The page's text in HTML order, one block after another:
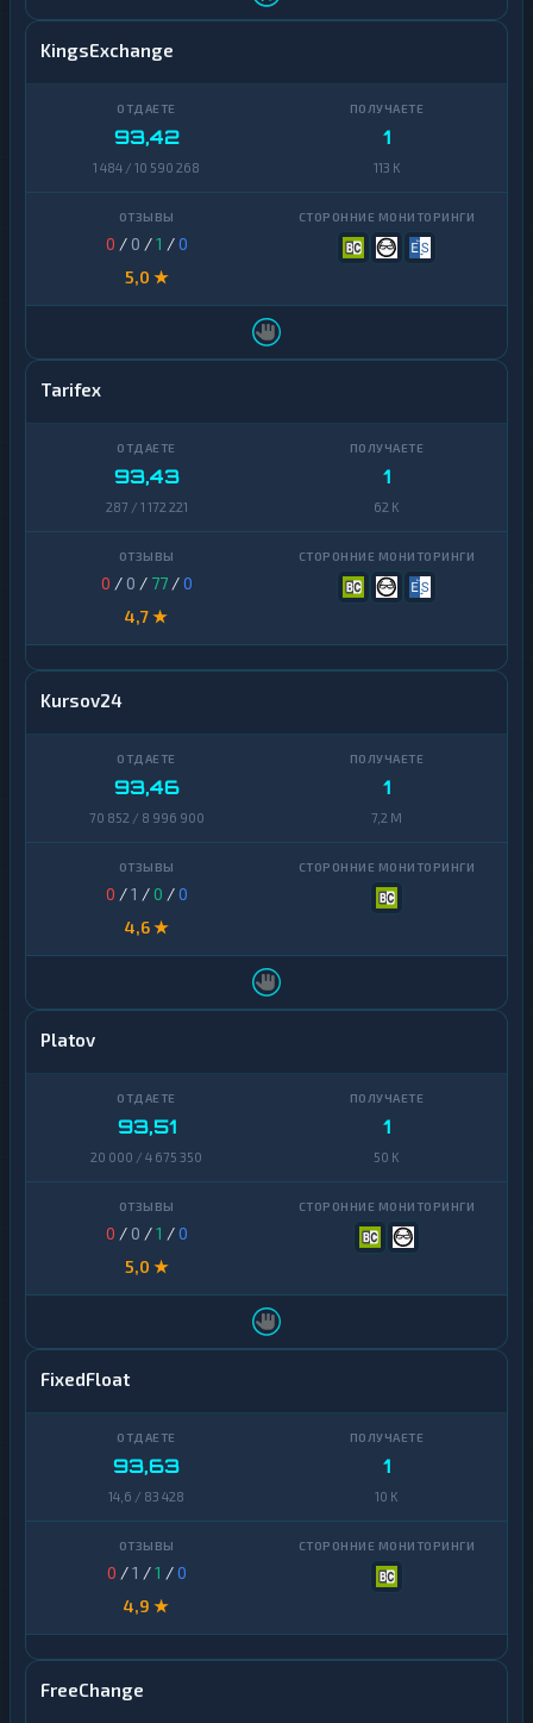
KingsExchange
93,42
1 484 / 10 590 268
1
113 K
0 / 0 /1 /0
5,0 ★
Tarifex
93,43
287 / 1 172 221
1
62 K
0 / 0 / 77/0
4,7 ★
Kursov24
93,46
70 852 / 8 996 900
1
7,2 M
0 /1 /0 /0
4,6 ★
Platov
93,51
20 000 / 4 675 350
1
50 K
0 / 0 /1 /0
5,0 ★
FixedFloat
93,63
14,6 / 83 428
1
10 K
0 /1 /1 /0
4,9 ★
FreeChange